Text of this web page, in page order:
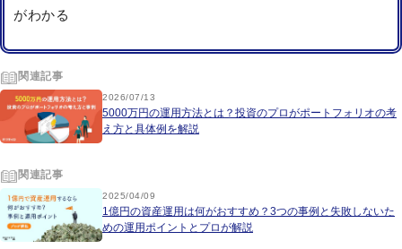
がわかる
関連記事
2026/07/13
5000万円の運用方法とは？投資のプロがポートフォリオの考
え方と具体例を解説
関連記事
2025/04/09
1億円の資産運用は何がおすすめ？3つの事例と失敗しないた
めの運用ポイントとプロが解説